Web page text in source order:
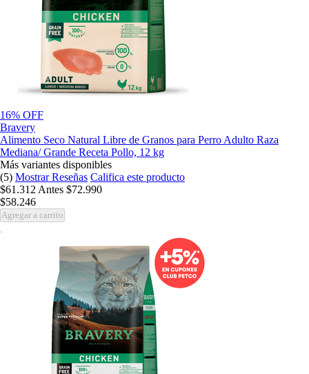
16% OFF
Bravery
Alimento Seco Natural Libre de Granos para Perro Adulto Raza
Mediana/ Grande Receta Pollo, 12 kg
Más variantes disponibles
(5) Mostrar Reseñas Califica este producto
$61.312 Antes $72.990
$58.246
Agregar a carrito